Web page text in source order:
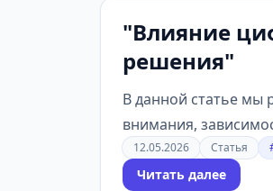
"Влияние
решения"
В данной статье мы
внимания,
12.05.2026 Статья
Читать далее